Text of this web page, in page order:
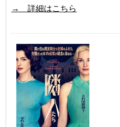
→ 詳細はこちら